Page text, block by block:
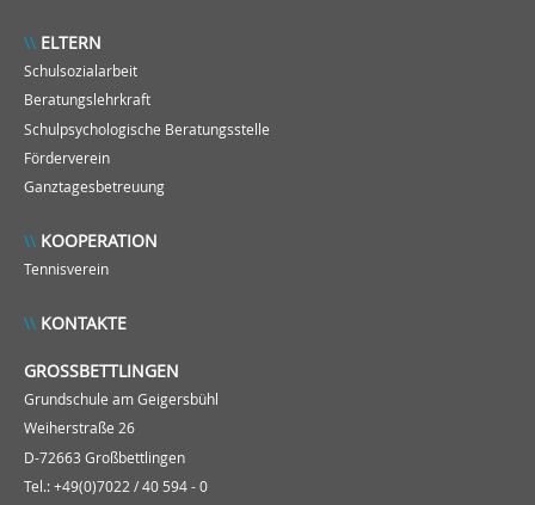
ELTERN
Schulsozialarbeit
Beratungslehrkraft
Schulpsychologische Beratungsstelle
Förderverein
Ganztagesbetreuung
KOOPERATION
Tennisverein
KONTAKTE
GROSSBETTLINGEN
Grundschule am Geigersbühl
Weiherstraße 26
D-72663 Großbettlingen
Tel.: +49(0)7022 / 40 594 - 0